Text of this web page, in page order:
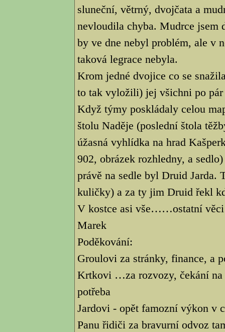
sluneční, větrný, dvojčata a
nevloudila chyba. Mudrce jsem
by ve dne nebyl problém, ale v
taková legrace nebyla.
Krom jedné dvojice co se
to tak vyložili) jej všichni po pár
Když týmy poskládaly celou
štolu Naděje (poslední štola
úžasná vyhlídka na hrad
902, obrázek rozhledny, a
právě na sedle byl Druid Jarda.
kuličky) a za ty jim Druid řekl
V kostce asi vše……ostatní věci
Marek
Poděkování:
Groulovi za stránky, finance, a
Krtkovi …za rozvozy, čekání na
potřeba
Jardovi - opět famozní výkon v
Panu řidiči za bravurní odvoz